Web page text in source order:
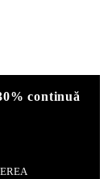
continuă